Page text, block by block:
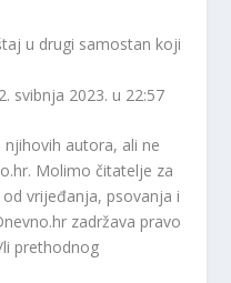
u drugi samostan koji
svibnja 2023. u 22:57
autora, ali ne
Molimo čitatelje za
vrijeđanja, psovanja i
zadržava pravo
prethodnog